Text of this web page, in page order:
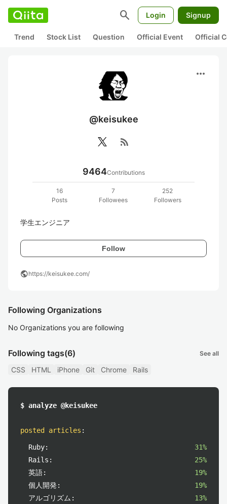
search Login Signup
Trend Stock List Question Official Event Official
more_horiz
@keisukee
rss_feed
9464Contributions
16
Posts
7
Followees
252
Followers
学生エンジニア
Follow
publichttps://keisukee.com/
Following Organizations
No Organizations you are following
Following tags(6) See all
CSS HTML iPhone Git Chrome Rails
$ analyze @keisukee
posted articles :
Ruby:
31%
Rails:
25%
英語:
19%
個人開発:
19%
アルゴリズム:
13%